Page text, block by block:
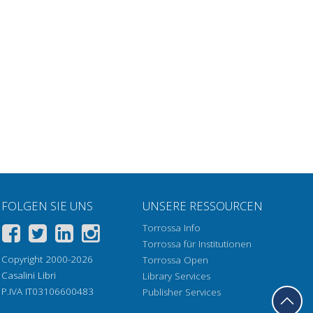
FOLGEN SIE UNS
Copyright 2000-2026
Casalini Libri
P.IVA IT03106600483
UNSERE RESSOURCEN
Torrossa Info
Torrossa für Institutionen
Torrossa Open
Library Services
Publisher Services